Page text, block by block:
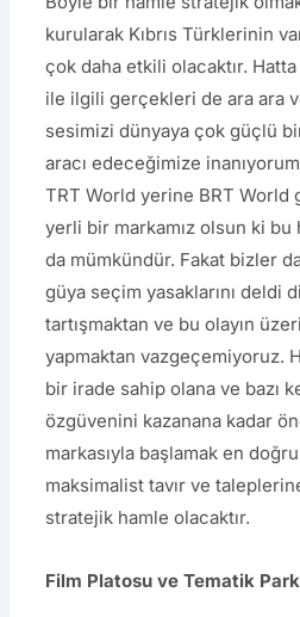
kurularak Kıbrıs Türklerinin
çok daha etkili olacaktır. Hatta
ile ilgili gerçekleri de ara ara
sesimizi dünyaya çok güçlü
aracı edeceğimize
TRT World yerine BRT World
yerli bir markamız olsun ki
da mümkündür. Fakat bizler
güya seçim yasaklarını deldi
tartışmaktan ve bu olayın
yapmaktan vazgeçemiyoruz.
bir irade sahip olana ve bazı
özgüvenini kazanana kadar
markasıyla başlamak en
maksimalist tavır ve
stratejik hamle olacaktır.
Film Platosu ve Tematik